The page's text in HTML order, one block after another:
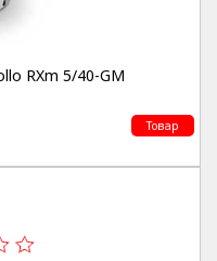
RXm 5/40-GM
Товар